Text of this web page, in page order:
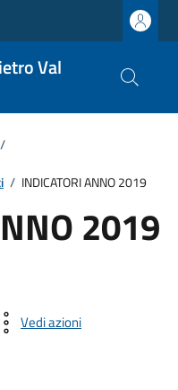
Val
/
/ INDICATORI ANNO 2019
2019
Vedi azioni